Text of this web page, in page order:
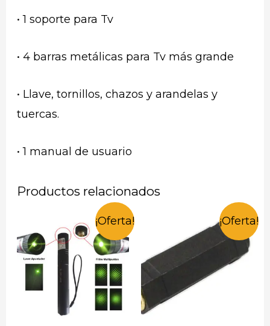
• 1 soporte para Tv
• 4 barras metálicas para Tv más grande
• Llave, tornillos, chazos y arandelas y
tuercas.
• 1 manual de usuario
Productos relacionados
¡Oferta! ¡Oferta!